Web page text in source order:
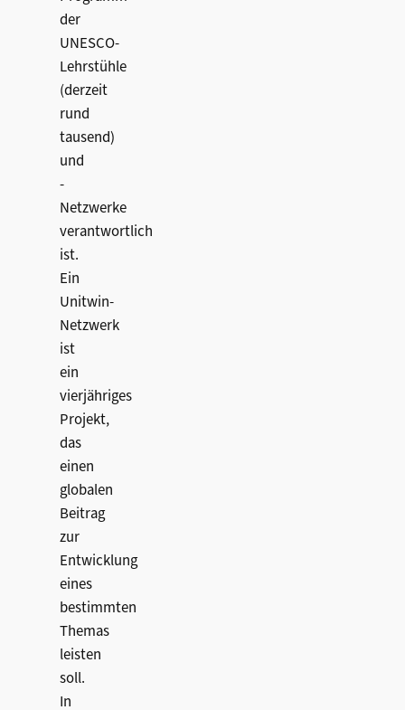
der
UNESCO-
Lehrstühle
(derzeit
rund
tausend)
und
-
Netzwerke
verantwortlich
ist.
Ein
Unitwin-
Netzwerk
ist
ein
vierjähriges
Projekt,
das
einen
globalen
Beitrag
zur
Entwicklung
eines
bestimmten
Themas
leisten
soll.
In